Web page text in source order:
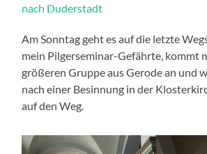
nach Duderstadt
Am Sonntag geht es auf die letzte
mein Pilgerseminar-Gefährte, kommt
größeren Gruppe aus Gerode an und
nach einer Besinnung in der
auf den Weg.